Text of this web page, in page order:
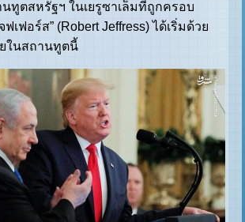
ทูตสหรัฐฯ ในเยรูซาเล็มที่ถูกครอบ
ฟเฟอร์ส” (Robert Jeffress) ได้เริ่มด้วย
ในสถานทูตนี้